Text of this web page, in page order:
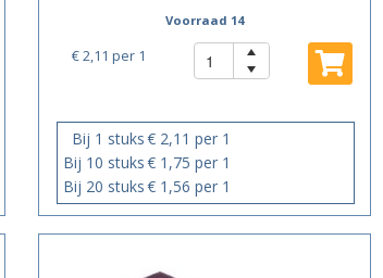
Voorraad 14
€ 2,11 per 1
Bij 1 stuks€ 2,11 per 1
Bij 10 stuks€ 1,75 per 1
Bij 20 stuks€ 1,56 per 1